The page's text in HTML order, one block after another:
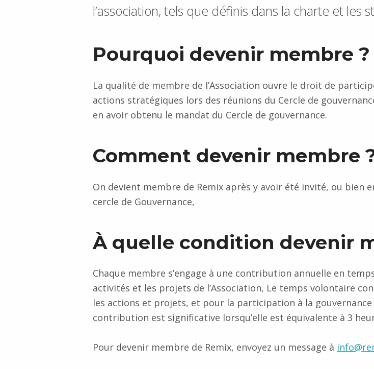
l’association, tels que définis dans la charte et les
Pourquoi devenir membre ?
La qualité de membre de l’Association ouvre le droit de
actions stratégiques lors des réunions du Cercle de
en avoir obtenu le mandat du Cercle de gouvernance.
Comment devenir membre
On devient membre de Remix après y avoir été invité, ou bien
cercle de Gouvernance,
À quelle condition devenir
Chaque membre s’engage à une contribution annuelle en
activités et les projets de l’Association, Le temps volontaire
les actions et projets, et pour la participation à la gouvernance
contribution est significative lorsqu’elle est équivalente à 3
Pour devenir membre de Remix, envoyez un message à